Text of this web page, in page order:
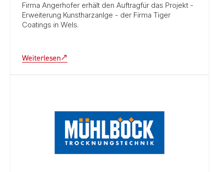
Firma Angerhofer erhält den Auftragfür das Projekt -
Erweiterung Kunstharzanlge - der Firma Tiger
Coatings in Wels.
Weiterlesen